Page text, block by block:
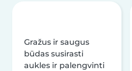
Gražus ir saugus
būdas susirasti
aukles ir palengvinti